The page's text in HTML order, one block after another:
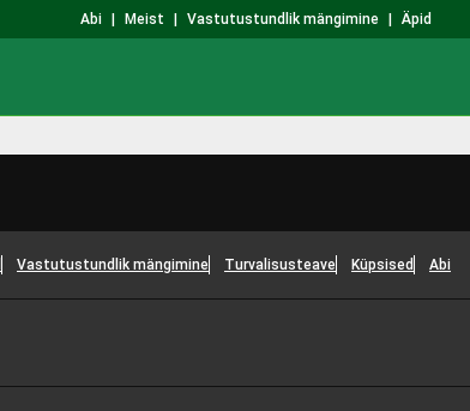
Abi Meist Vastutustundlik mängimine Äpid
Vastutustundlik mängimine Turvalisusteave Küpsised Abi